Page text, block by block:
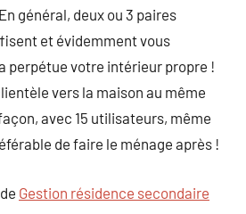
général, deux ou 3 paires
et évidemment vous
perpétue votre intérieur propre !
vers la maison au même
avec 15 utilisateurs, même
de faire le ménage après !
Gestion résidence secondaire